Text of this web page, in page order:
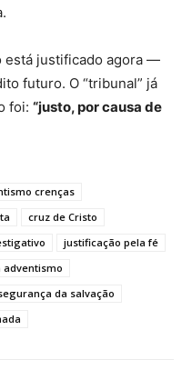
está justificado agora —
futuro. O “tribunal” já
foi: “justo, por causa de
crenças
cruz de Cristo
justificação pela fé
adventismo
da salvação